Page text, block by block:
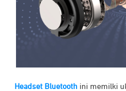
Headset Bluetooth
ini memilki
Detail